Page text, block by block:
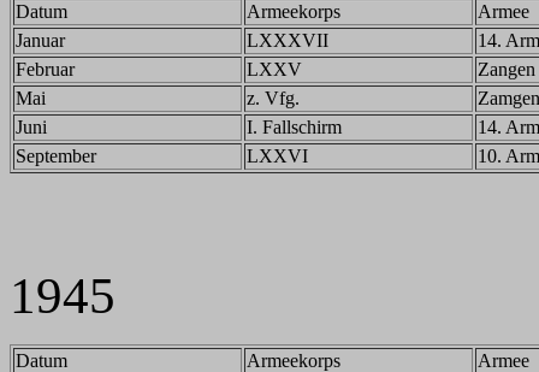
Datum Armeekorps
Armee
Januar
LXXXVII
14.
Februar
LXXV
Zangen
Mai
z. Vfg.
Zamgen
Juni
I. Fallschirm
14.
September
LXXVI 10.
1945
Datum Armeekorps
Armee